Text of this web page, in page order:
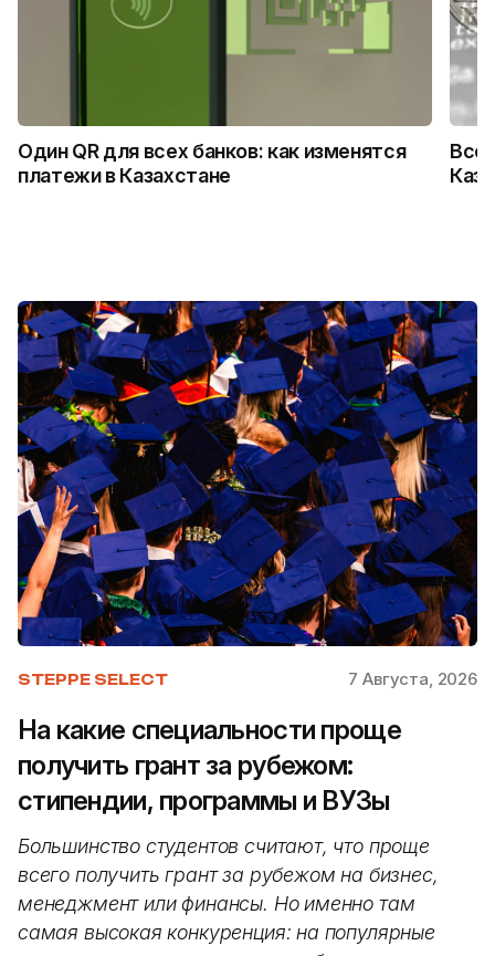
Один QR для всех банков: как изменятся
платежи в Казахстане
Все,
STEPPE SELECT 7 Августа, 2026
На какие специальности проще
получить грант за рубежом:
стипендии, программы и ВУЗы
Большинство студентов считают, что проще
всего получить грант за рубежом на бизнес,
менеджмент или финансы. Но именно там
самая высокая конкуренция: на популярные